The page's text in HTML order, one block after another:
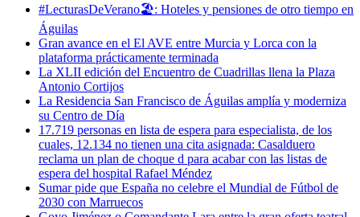
#LecturasDeVerano🏖: Hoteles y pensiones de otro tiempo en
Águilas
Gran avance en el El AVE entre Murcia y Lorca con la
plataforma prácticamente terminada
La XLII edición del Encuentro de Cuadrillas llena la Plaza
Antonio Cortijos
La Residencia San Francisco de Águilas amplía y moderniza
su Centro de Día
17.719 personas en lista de espera para especialista, de los
cuales, 12.134 no tienen una cita asignada: Casalduero
reclama un plan de choque d para acabar con las listas de
espera del hospital Rafael Méndez
Sumar pide que España no celebre el Mundial de Fútbol de
2030 con Marruecos